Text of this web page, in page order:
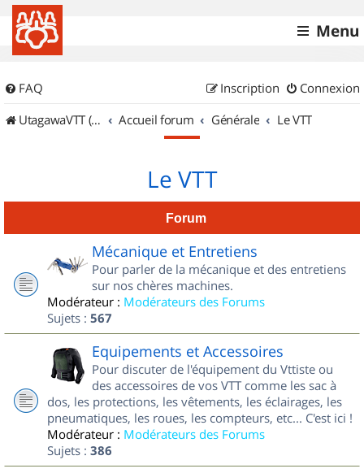
Menu
FAQ Connexion
Inscription
UtagawaVTT (Randos VTT et VTTAE avec traces GPS)
Accueil forum Générale Le VTT
Le VTT
Forum
Mécanique et Entretiens
Pour parler de la mécanique et des entretiens
sur nos chères machines.
Modérateur : Modérateurs des Forums
Sujets : 567
Equipements et Accessoires
Pour discuter de l'équipement du Vttiste ou
des accessoires de vos VTT comme les sac à
dos, les protections, les vêtements, les éclairages, les
pneumatiques, les roues, les compteurs, etc... C'est ici !
Modérateur : Modérateurs des Forums
Sujets : 386